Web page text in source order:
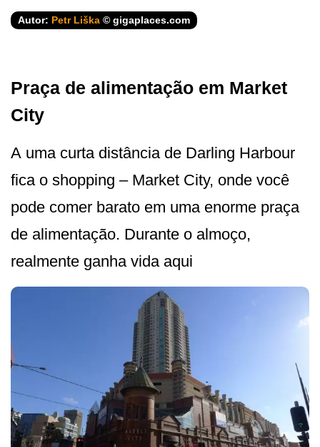
Autor: Petr Liška © gigaplaces.com
Praça de alimentação em Market
City
A uma curta distância de Darling Harbour
fica o shopping – Market City, onde você
pode comer barato em uma enorme praça
de alimentação. Durante o almoço,
realmente ganha vida aqui